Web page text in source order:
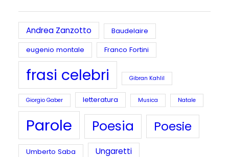
Andrea Zanzotto
Baudelaire
eugenio montale
Franco Fortini
frasi celebri Gibran Kahlil
Giorgio Gaber letteratura Musica Natale
Parole Poesia Poesie
Umberto Saba Ungaretti